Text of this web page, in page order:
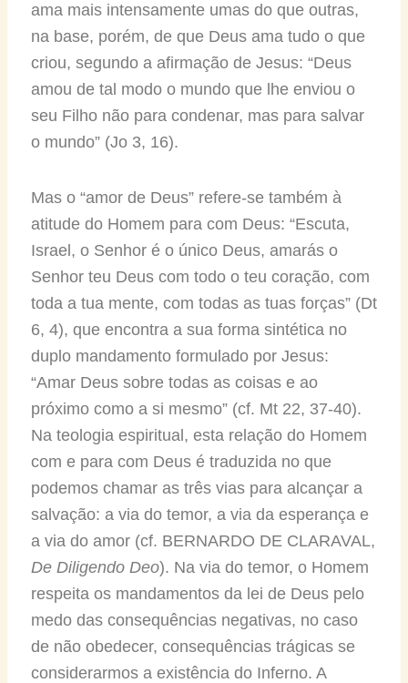
ama mais intensamente umas do que outras,
na base, porém, de que Deus ama tudo o que
criou, segundo a afirmação de Jesus: “Deus
amou de tal modo o mundo que lhe enviou o
seu Filho não para condenar, mas para salvar
o mundo” (Jo 3, 16).
Mas o “amor de Deus” refere-se também à
atitude do Homem para com Deus: “Escuta,
Israel, o Senhor é o único Deus, amarás o
Senhor teu Deus com todo o teu coração, com
toda a tua mente, com todas as tuas forças” (Dt
6, 4), que encontra a sua forma sintética no
duplo mandamento formulado por Jesus:
“Amar Deus sobre todas as coisas e ao
próximo como a si mesmo” (cf. Mt 22, 37-40).
Na teologia espiritual, esta relação do Homem
com e para com Deus é traduzida no que
podemos chamar as três vias para alcançar a
salvação: a via do temor, a via da esperança e
a via do amor (cf. BERNARDO DE CLARAVAL,
De Diligendo Deo). Na via do temor, o Homem
respeita os mandamentos da lei de Deus pelo
medo das consequências negativas, no caso
de não obedecer, consequências trágicas se
considerarmos a existência do Inferno. A